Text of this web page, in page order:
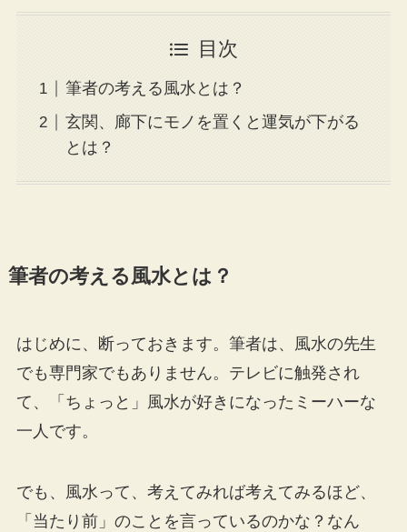
目次
筆者の考える風水とは？
玄関、廊下にモノを置くと運気が下がる
とは？
筆者の考える風水とは？
はじめに、断っておきます。筆者は、風水の先生
でも専門家でもありません。テレビに触発され
て、「ちょっと」風水が好きになったミーハーな
一人です。
でも、風水って、考えてみれば考えてみるほど、
「当たり前」のことを言っているのかな？なん